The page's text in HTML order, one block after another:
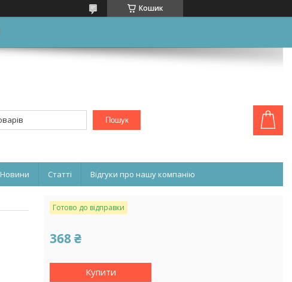
Кошик
Пошук
Новини Статті Відгуки про нашу компанію
Готово до відправки
368 ₴
Купити